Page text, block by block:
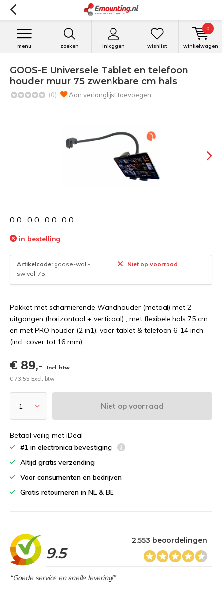
zoeken inloggen
menu wishlist winkelwagen
0
GOOS-E Universele Tablet en telefoon
houder muur 75 zwenkbare cm hals
(0) Aan verlanglijst toevoegen
0 0 : 0 0 : 0 0 : 0 0
in bestelling
Artikelcode: goose-wall-
swivel-75
Niet op voorraad
Pakket met scharnierende Wandhouder (metaal) met 2
uitgangen (horizontaal + verticaal) , met flexibele hals 75 cm
en met PRO houder (2 in1), voor tablet & telefoon 6-14 inch
(incl. cover tot 16 mm).
€ 89,-
Incl. btw
€ 73,55 Excl. btw
Niet op voorraad
Betaal veilig met iDeal
#1 in electronica bevestiging
Altijd gratis verzending
Voor consumenten en bedrijven
Gratis retourneren in NL & BE
9.5
2.553 beoordelingen
“Goede service en snelle levering!”